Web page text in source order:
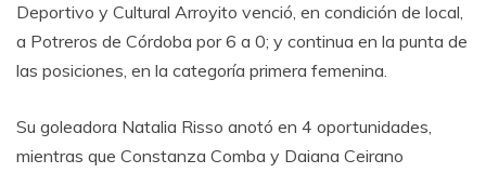
Deportivo y Cultural Arroyito venció, en condición de local,
a Potreros de Córdoba por 6 a 0; y continua en la punta de
las posiciones, en la categoría primera femenina.
Su goleadora Natalia Risso anotó en 4 oportunidades,
mientras que Constanza Comba y Daiana Ceirano